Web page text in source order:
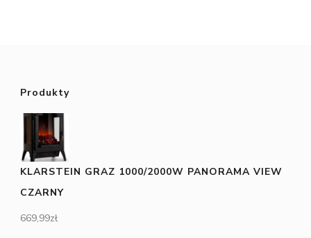
Produkty
KLARSTEIN GRAZ 1000/2000W PANORAMA VIEW
CZARNY
669,99zł